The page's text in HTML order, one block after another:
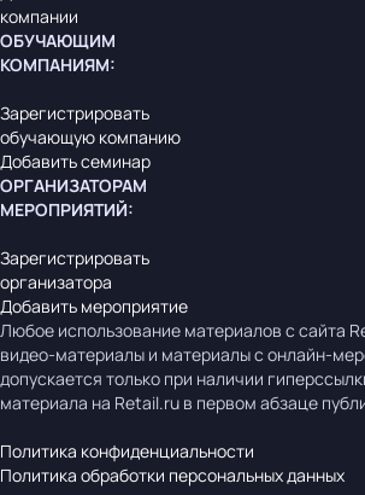
компании
ОБУЧАЮЩИМ
КОМПАНИЯМ:
Зарегистрировать
обучающую компанию
Добавить семинар
ОРГАНИЗАТОРАМ
МЕРОПРИЯТИЙ:
Зарегистрировать
организатора
Добавить мероприятие
Любое использование материалов с сайта
видео-материалы и материалы с онлайн-
допускается только при наличии
материала на Retail.ru в первом абзаце
Политика конфиденциальности
Политика обработки персональных данных